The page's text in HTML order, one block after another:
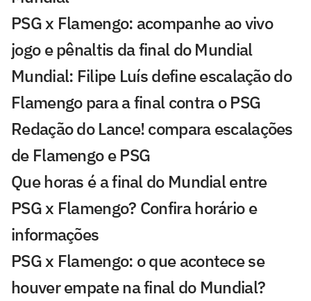
PSG x Flamengo: acompanhe ao vivo
jogo e pênaltis da final do Mundial
Mundial: Filipe Luís define escalação do
Flamengo para a final contra o PSG
Redação do Lance! compara escalações
de Flamengo e PSG
Que horas é a final do Mundial entre
PSG x Flamengo? Confira horário e
informações
PSG x Flamengo: o que acontece se
houver empate na final do Mundial?